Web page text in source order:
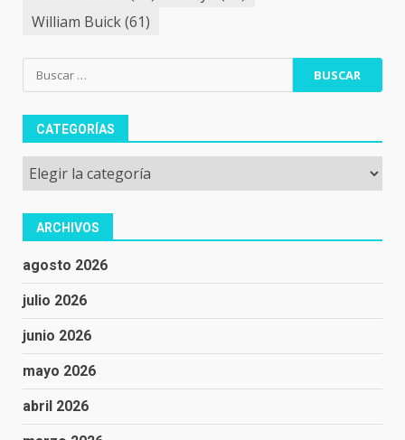
William Buick(61)
Buscar:
CATEGORÍAS
Categorías
ARCHIVOS
agosto 2026
julio 2026
junio 2026
mayo 2026
abril 2026